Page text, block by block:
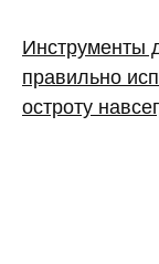
Инструменты
правильно
остроту